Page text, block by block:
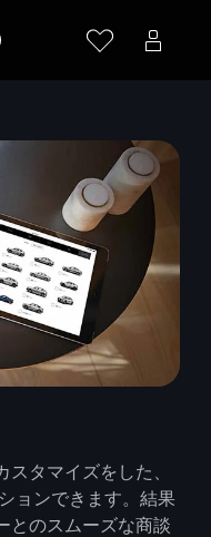
タマイズをした、
ョンできます。結果
とのスムーズな商談